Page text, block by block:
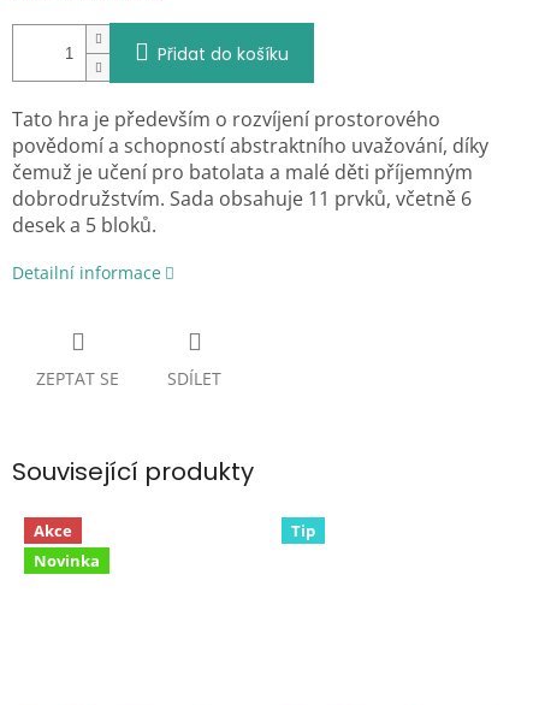
Přidat do košíku
Tato hra je především o rozvíjení prostorového
povědomí a schopností abstraktního uvažování, díky
čemuž je učení pro batolata a malé děti příjemným
dobrodružstvím. Sada obsahuje 11 prvků, včetně 6
desek a 5 bloků.
Detailní informace
ZEPTAT SE SDÍLET
Související produkty
Akce
Novinka
Tip